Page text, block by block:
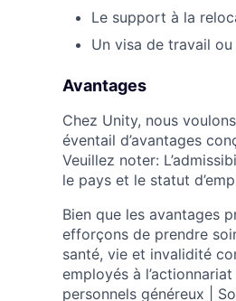
Le support à la
Un visa de travail
Avantages
Chez Unity, nous
éventail d’avantages
Veuillez noter:
le pays et le statut
Bien que les avantages
efforçons de prendre
santé, vie et invalidité
employés à
personnels généreux |